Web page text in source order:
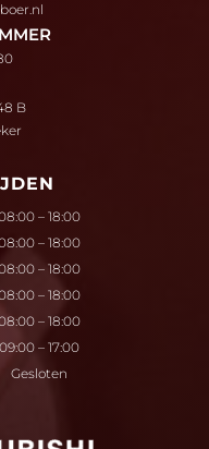
B
– 18:00
– 18:00
– 18:00
– 18:00
– 18:00
09:00 – 17:00
Gesloten